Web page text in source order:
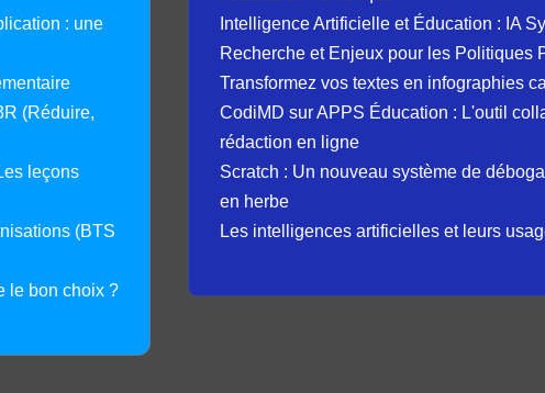
: une
(Réduire,
leçons
(BTS
le bon choix ?
Intelligence Artificielle et Éducation : IA
Recherche et Enjeux pour les Politiques
Transformez vos textes en infographies
CodiMD sur APPS Éducation : L'outil
rédaction en ligne
Scratch : Un nouveau système de
en herbe
Les intelligences artificielles et leurs